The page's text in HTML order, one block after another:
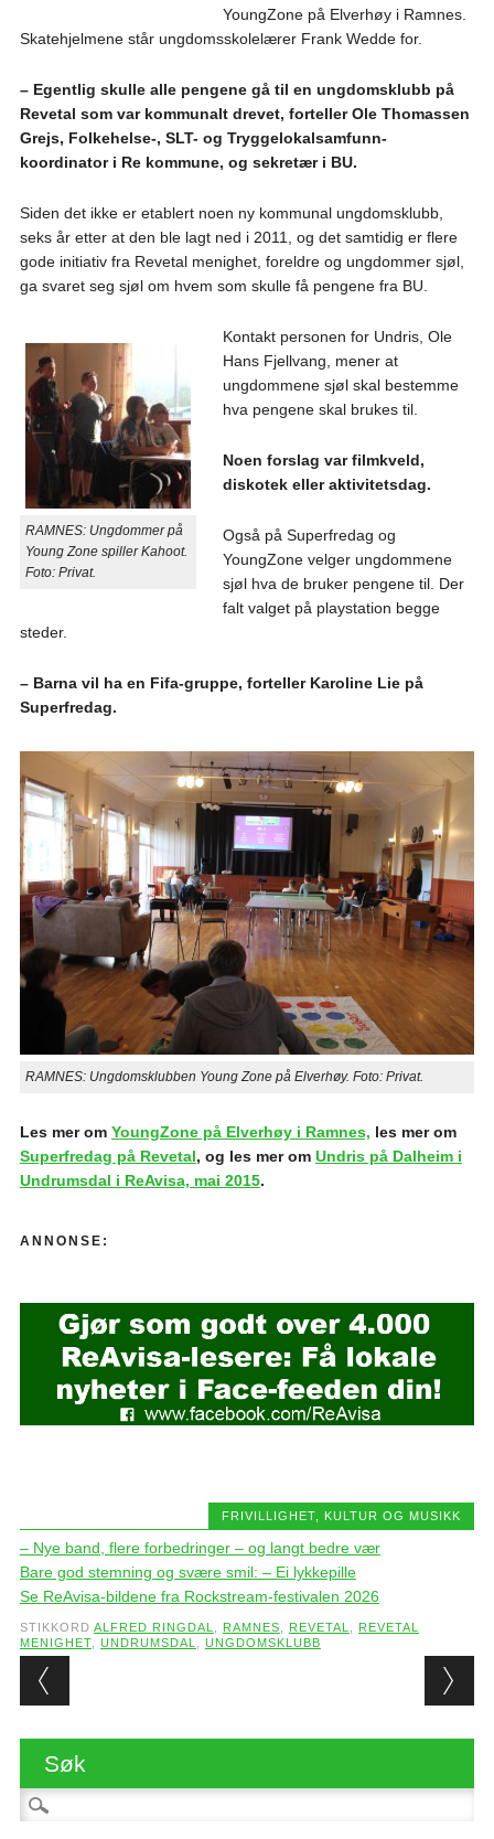
YoungZone på Elverhøy i Ramnes.
Skatehjelmene står ungdomsskolelærer Frank Wedde for.
– Egentlig skulle alle pengene gå til en ungdomsklubb på
Revetal som var kommunalt drevet, forteller Ole Thomassen
Grejs, Folkehelse-, SLT- og Tryggelokalsamfunn-
koordinator i Re kommune, og sekretær i BU.
Siden det ikke er etablert noen ny kommunal ungdomsklubb,
seks år etter at den ble lagt ned i 2011, og det samtidig er flere
gode initiativ fra Revetal menighet, foreldre og ungdommer sjøl,
ga svaret seg sjøl om hvem som skulle få pengene fra BU.
RAMNES: Ungdommer på
Young Zone spiller Kahoot.
Foto: Privat.
Kontakt personen for Undris, Ole
Hans Fjellvang, mener at
ungdommene sjøl skal bestemme
hva pengene skal brukes til.
Noen forslag var filmkveld,
diskotek eller aktivitetsdag.
Også på Superfredag og
YoungZone velger ungdommene
sjøl hva de bruker pengene til. Der
falt valget på playstation begge
steder.
– Barna vil ha en Fifa-gruppe, forteller Karoline Lie på
Superfredag.
RAMNES: Ungdomsklubben Young Zone på Elverhøy. Foto: Privat.
Les mer om YoungZone på Elverhøy i Ramnes, les mer om
Superfredag på Revetal, og les mer om Undris på Dalheim i
Undrumsdal i ReAvisa, mai 2015.
ANNONSE:
FRIVILLIGHET KULTUR OG MUSIKK
– Nye band, flere forbedringer – og langt bedre vær
Bare god stemning og svære smil: – Ei lykkepille
Se ReAvisa-bildene fra Rockstream-festivalen 2026
STIKKORD ALFRED RINGDAL RAMNES REVETAL
REVETAL
MENIGHET, UNDRUMSDAL UNGDOMSKLUBB
Post navigation
Søk
Søk etter: